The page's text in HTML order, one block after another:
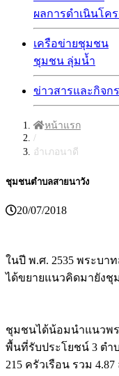
ผลการดำเนินโค
เครือข่ายชุมชน
ชุมชน ลุ่มน้ำ
ข่าวสารและกิจก
หน้าแรก
/
อำเภอนาดี
ชุมชนตำบลสายนาวัง
20/07/2018
ในปี พ.ศ. 2535 พระบ
ได้ขยายแนวคิดมายังชุ
ชุมชนได้น้อมนำแนวพร
พื้นที่รับประโยชน์ 3 ตำ
215 ครัวเรือน รวม